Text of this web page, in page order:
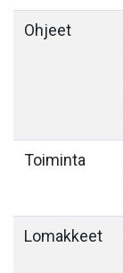
Ohjeet
Toiminta
Lomakkeet